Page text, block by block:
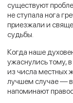
существуют
не ступала нога
приезжали и
судьбы.
Когда наше
ужаснулись тому,
из числа местных
лучшем случае —
напоминают